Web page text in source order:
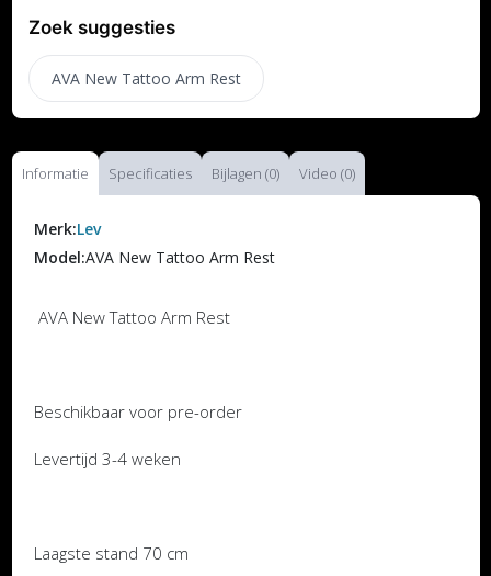
Zoek suggesties
AVA New Tattoo Arm Rest
Informatie Specificaties Bijlagen (0) Video (0)
Merk:Lev
Model:AVA New Tattoo Arm Rest
AVA New Tattoo Arm Rest
Beschikbaar voor pre-order
Levertijd 3-4 weken
Laagste stand 70 cm